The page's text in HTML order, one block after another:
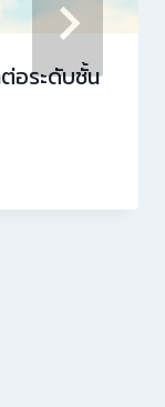
อระดับชั้น